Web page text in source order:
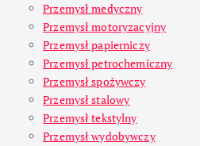
Przemysł medyczny
Przemysł motoryzacyjny
Przemysł papierniczy
Przemysł petrochemiczny
Przemysł spożywczy
Przemysł stalowy
Przemysł tekstylny
Przemysł wydobywczy